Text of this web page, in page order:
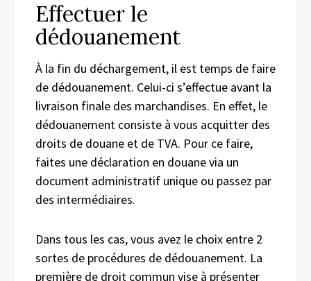
Effectuer le
dédouanement
À la fin du déchargement, il est temps de faire
de dédouanement. Celui-ci s’effectue avant la
livraison finale des marchandises. En effet, le
dédouanement consiste à vous acquitter des
droits de douane et de TVA. Pour ce faire,
faites une déclaration en douane via un
document administratif unique ou passez par
des intermédiaires.
Dans tous les cas, vous avez le choix entre 2
sortes de procédures de dédouanement. La
première de droit commun vise à présenter